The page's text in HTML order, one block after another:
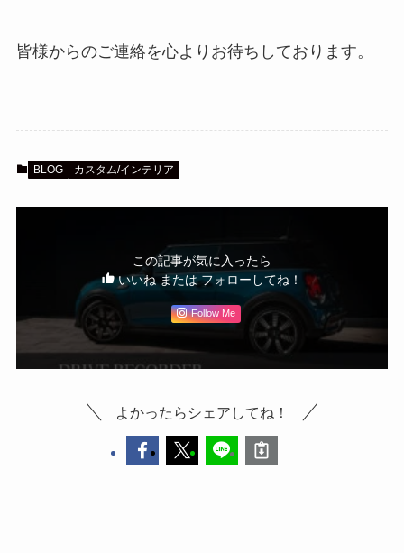
皆様からのご連絡を心よりお待ちしております。
BLOG カスタム/インテリア
この記事が気に入ったら
いいね または フォローしてね！
Follow Me
よかったらシェアしてね！